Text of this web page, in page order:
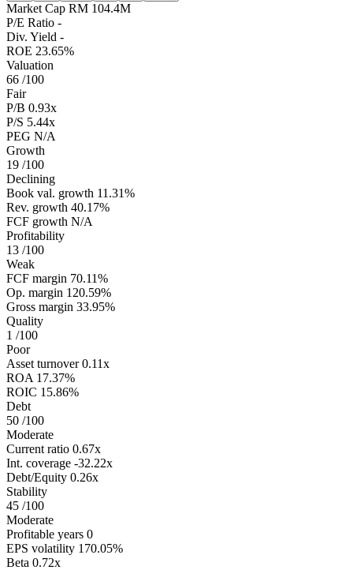
Market Cap RM 104.4M
P/E Ratio -
Div. Yield -
ROE 23.65%
Valuation
66 /100
Fair
P/B 0.93x
P/S 5.44x
PEG N/A
Growth
19 /100
Declining
Book val. growth 11.31%
Rev. growth 40.17%
FCF growth N/A
Profitability
13 /100
Weak
FCF margin 70.11%
Op. margin 120.59%
Gross margin 33.95%
Quality
1 /100
Poor
Asset turnover 0.11x
ROA 17.37%
ROIC 15.86%
Debt
50 /100
Moderate
Current ratio 0.67x
Int. coverage -32.22x
Debt/Equity 0.26x
Stability
45 /100
Moderate
Profitable years 0
EPS volatility 170.05%
Beta 0.72x